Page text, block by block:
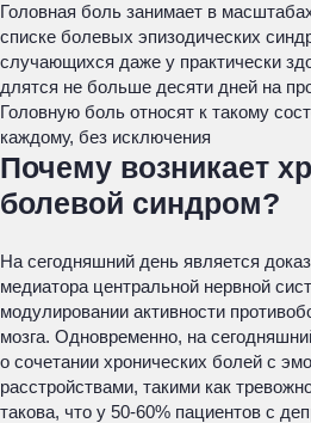
Головная боль занимает в
списке болевых эпизодических
случающихся даже у практически
длятся не больше десяти дней на
Головную боль относят к такому
каждому, без исключения
Почему возникает
болевой синдром?
На сегодняшний день является
медиатора центральной нервной
модулировании активности
мозга. Одновременно, на
о сочетании хронических болей с
расстройствами, такими как
такова, что у 50-60% пациентов с